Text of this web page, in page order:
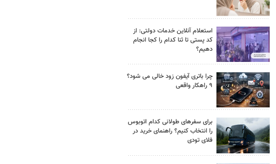
استعلام آنلاین خدمات دولتی: از
کد پستی تا ثنا کدام را کجا انجام
دهیم؟
چرا باتری آیفون زود خالی می شود؟
۹ راهکار واقعی
برای سفرهای طولانی کدام اتوبوس
را انتخاب کنیم؟ راهنمای خرید در
فلای تودی